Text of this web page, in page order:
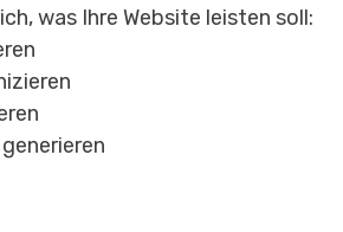
was Ihre Website leisten soll: